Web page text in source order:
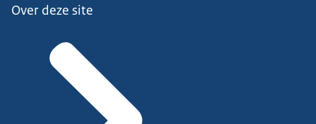
Over deze site